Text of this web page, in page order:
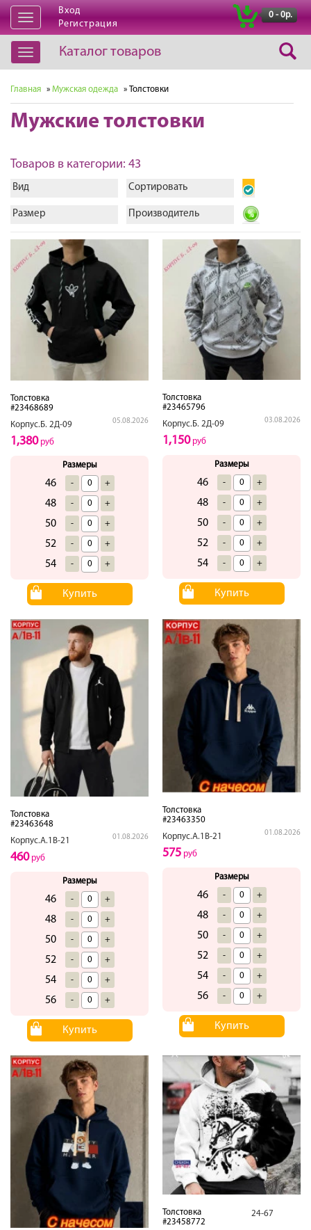
Открыть
навигацию
Вход
Регистрация
0 - 0р.
Открыть
навигацию
Каталог товаров
Главная » Мужская одежда » Толстовки
Мужские толстовки
Товаров в категории: 43
Вид Сортировать
Размер Производитель
Толстовка
#23468689
Корпус.Б. 2Д-09
05.08.2026
1,380руб
Размеры
46 - +
48 - +
50 - +
52 - +
54 - +
Купить
Толстовка
#23465796
Корпус.Б. 2Д-09
03.08.2026
1,150руб
Размеры
46 - +
48 - +
50 - +
52 - +
54 - +
Купить
Толстовка
#23463648
Корпус.А.1В-21
01.08.2026
460руб
Размеры
46 - +
48 - +
50 - +
52 - +
54 - +
56 - +
Купить
Толстовка
#23463350
Корпус.А.1В-21
01.08.2026
575 руб
Размеры
46 - +
48 - +
50 - +
52 - +
54 - +
56 - +
Купить
Толстовка
#23458772
24-67